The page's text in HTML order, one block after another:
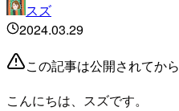
スズ
2024.03.29
この記事は公開されてか
こんにちは、スズです。